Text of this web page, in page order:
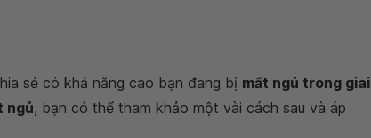
sẻ có khả năng cao bạn đang bị mất ngủ trong giai
ngủ, bạn có thể tham khảo một vài cách sau và áp